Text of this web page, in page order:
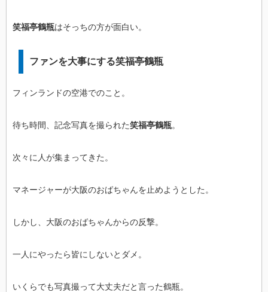
笑福亭鶴瓶はそっちの方が面白い。
ファンを大事にする笑福亭鶴瓶
フィンランドの空港でのこと。
待ち時間、記念写真を撮られた笑福亭鶴瓶。
次々に人が集まってきた。
マネージャーが大阪のおばちゃんを止めようとした。
しかし、大阪のおばちゃんからの反撃。
一人にやったら皆にしないとダメ。
いくらでも写真撮って大丈夫だと言った鶴瓶。